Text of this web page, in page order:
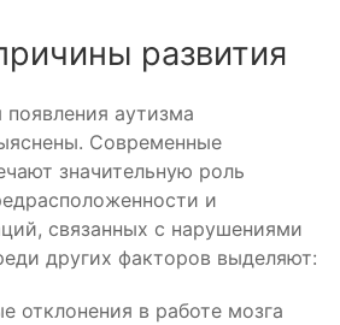
развития
аутизма
Современные
значительную роль
и
связанных с нарушениями
других факторов выделяют:
отклонения в работе мозга